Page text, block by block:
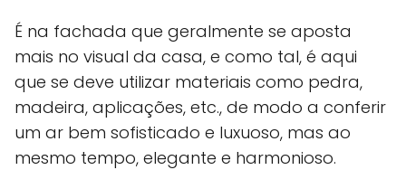
É na fachada que geralmente se aposta
mais no visual da casa, e como tal, é aqui
que se deve utilizar materiais como pedra,
madeira, aplicações, etc., de modo a conferir
um ar bem sofisticado e luxuoso, mas ao
mesmo tempo, elegante e harmonioso.